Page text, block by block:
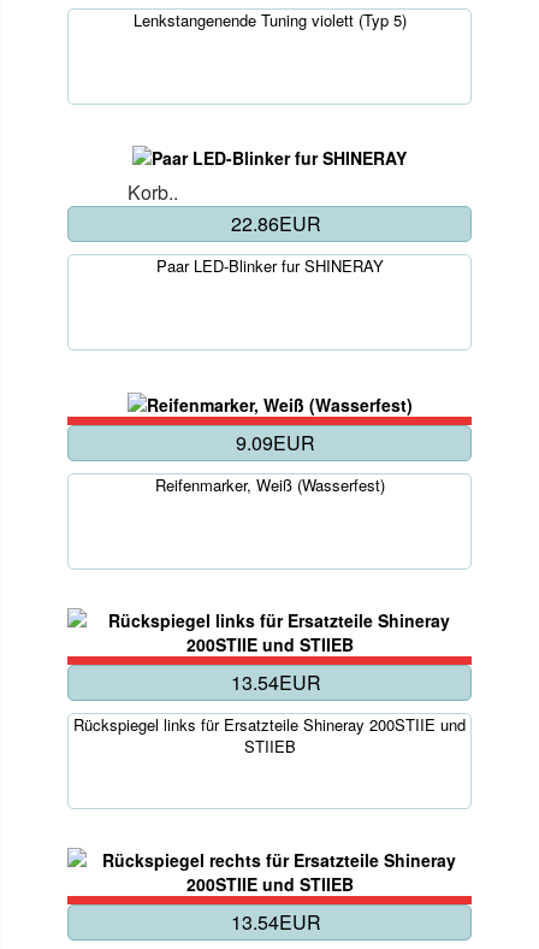
Lenkstangenende Tuning violett (Typ 5)
Korb..
22.86EUR
Paar LED-Blinker fur SHINERAY
9.09EUR
Reifenmarker, Weiß (Wasserfest)
13.54EUR
Rückspiegel links für Ersatzteile Shineray 200STIIE und
STIIEB
13.54EUR